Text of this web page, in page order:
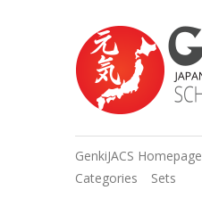
GenkiJACS Homepage
Categories
Sets